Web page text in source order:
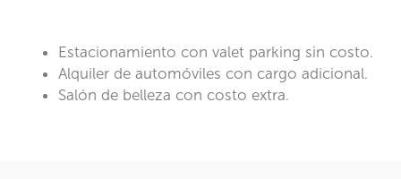
Estacionamiento con valet parking sin costo.
Alquiler de automóviles con cargo adicional.
Salón de belleza con costo extra.